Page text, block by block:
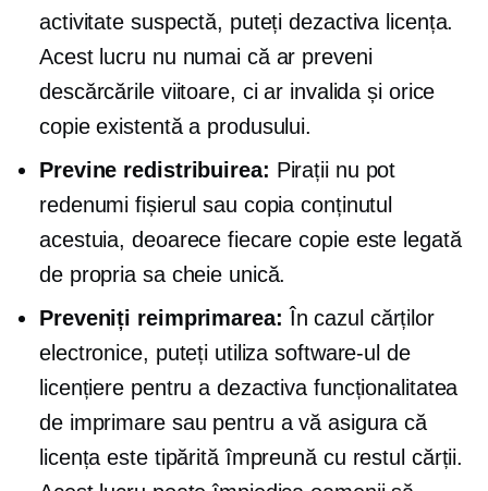
activitate suspectă, puteți dezactiva licența.
Acest lucru nu numai că ar preveni
descărcările viitoare, ci ar invalida și orice
copie existentă a produsului.
Previne redistribuirea: Pirații nu pot
redenumi fișierul sau copia conținutul
acestuia, deoarece fiecare copie este legată
de propria sa cheie unică.
Preveniți reimprimarea: În cazul cărților
electronice, puteți utiliza software-ul de
licențiere pentru a dezactiva funcționalitatea
de imprimare sau pentru a vă asigura că
licența este tipărită împreună cu restul cărții.